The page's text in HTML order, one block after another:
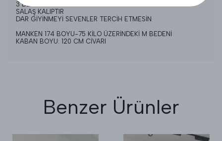
3 BEDEN 44-46 BELKİ 48 BEDENEDE UYABİLİR
SALAŞ KALIPTIR
DAR GİYİNMEYİ SEVENLER TERCİH ETMESİN
MANKEN 174 BOYU-75 KİLO ÜZERİNDEKİ M BEDENİ
KABAN BOYU: 120 CM CİVARI
Benzer Ürünler